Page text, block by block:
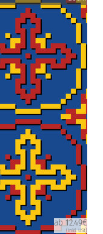
ab 12.49€
(inkl. USt)